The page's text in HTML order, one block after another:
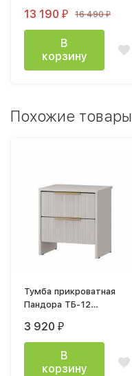
13 190 ₽ 16 490₽
В
корзину
Похожие товары
Тумба прикроватная
Пандора ТБ-12
03
3 920 ₽
В
корзину